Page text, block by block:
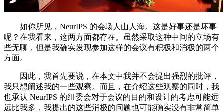
如你所见，NeurIPS 的会场人山人海。这是好事还是坏事
呢？在我看来，这两方面都存在。虽然采取这种中间的立场有
些无聊，但是我确实发现参加这样的会议有积极和消极的两个
方面。
因此，我首先要说，在本文中我并不会提出强烈的批评，
我只想阐述我的一些观察。而且，在介绍这些观察的同时，我
也承认 NeurIPS 的组委会对于会议的目的和设计的考虑可能远
远比我多，我提出的这些消极的问题也可能确实没有非常简单